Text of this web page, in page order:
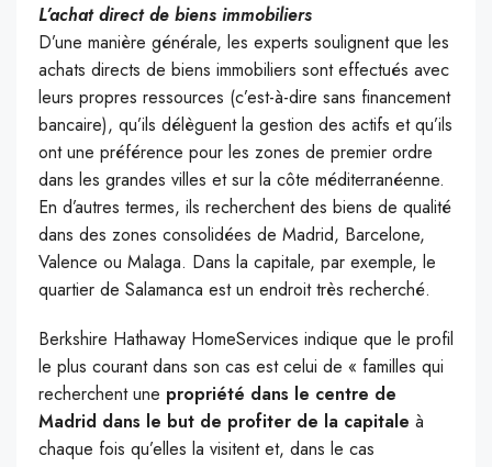
L’achat direct de biens immobiliers
D’une manière générale, les experts soulignent que les
achats directs de biens immobiliers sont effectués avec
leurs propres ressources (c’est-à-dire sans financement
bancaire), qu’ils délèguent la gestion des actifs et qu’ils
ont une préférence pour les zones de premier ordre
dans les grandes villes et sur la côte méditerranéenne.
En d’autres termes, ils recherchent des biens de qualité
dans des zones consolidées de Madrid, Barcelone,
Valence ou Malaga. Dans la capitale, par exemple, le
quartier de Salamanca est un endroit très recherché.
Berkshire Hathaway HomeServices indique que le profil
le plus courant dans son cas est celui de « familles qui
recherchent une propriété dans le centre de
Madrid dans le but de profiter de la capitale à
chaque fois qu’elles la visitent et, dans le cas